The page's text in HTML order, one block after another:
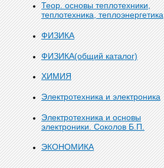
Теор. основы теплотехники,
теплотехника, теплоэнергетика
ФИЗИКА
ФИЗИКА(общий каталог)
ХИМИЯ
Электротехника и электроника
Электротехника и основы
электроники. Соколов Б.П.
ЭКОНОМИКА